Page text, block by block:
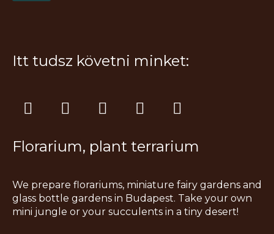
Itt tudsz követni minket:
I
n
t
g
r
a
F
a
e
o
o
k
T
i
t
k
Y
o
t
b
e
P
i
t
r
e
s
Florarium, plant terrarium
We prepare florariums, miniature fairy gardens and
glass bottle gardens in Budapest. Take your own
mini jungle or your succulents in a tiny desert!